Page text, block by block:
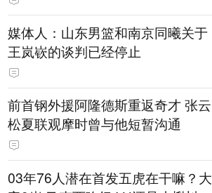
媒体人：山东男篮和南京同曦关于
王岚嵚的谈判已经停止
前首钢外援阿隆德斯重返奇才 张云
松夏联观摩时曾与他短暂沟通
03年76人潜在首发五虎在干嘛？大